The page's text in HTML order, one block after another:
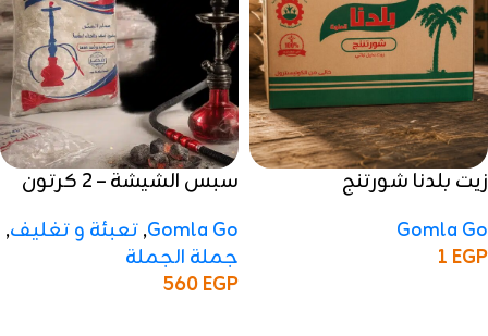
زيت بلدنا شورتنج
Gomla Go
1 EGP
سبس الشيشة – 2 كرتون
Gomla Go
,تعبئة و تغليف,
جملة الجملة
560EGP